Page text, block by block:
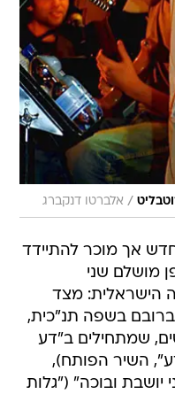
/ אלברטו דנקברג
אך מוכר להתיידד
מושלם שני
הישראלית: מצד
בשפה תנ"כית,
שמתחילים ב"דע
השיר הפותח),
ובוכה" ("גלות